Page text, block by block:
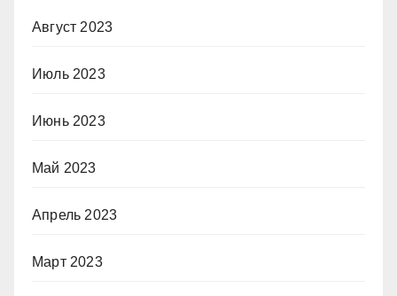
Август 2023
Июль 2023
Июнь 2023
Май 2023
Апрель 2023
Март 2023